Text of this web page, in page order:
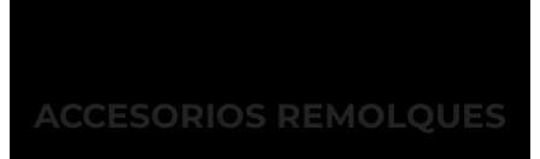
ACCESORIOS REMOLQUES